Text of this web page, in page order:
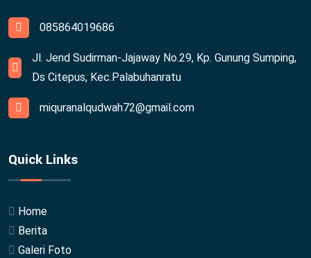
085864019686
Jl. Jend Sudirman-Jajaway No.29, Kp. Gunung Sumping,
Ds Citepus, Kec.Palabuhanratu
miquranalqudwah72@gmail.com
Quick Links
Home
Berita
Galeri Foto